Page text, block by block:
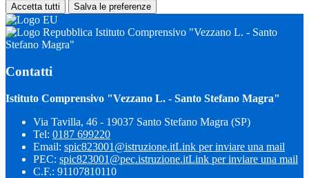
Accetta tutti Salva le preferenze
Istituto Comprensivo "Vezzano L. - Santo
Stefano Magra"
Contatti
Istituto Comprensivo "Vezzano L. - Santo Stefano Magra"
Via Tavilla, 46 - 19037 Santo Stefano Magra (SP)
Tel: 0187 699220
Email: spic823001@istruzione.itLink per inviare una mail
PEC: spic823001@pec.istruzione.itLink per inviare una mail
C.F.: 91107810110